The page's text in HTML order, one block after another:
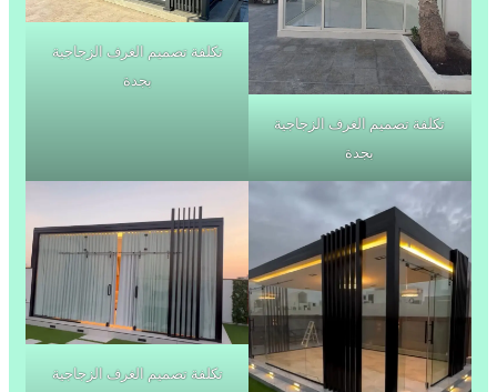
تكلفة تصميم الغرف الزجاجية
بجدة
تكلفة تصميم الغرف الزجاجية
بجدة
تكلفة تصميم الغرف الزجاجية